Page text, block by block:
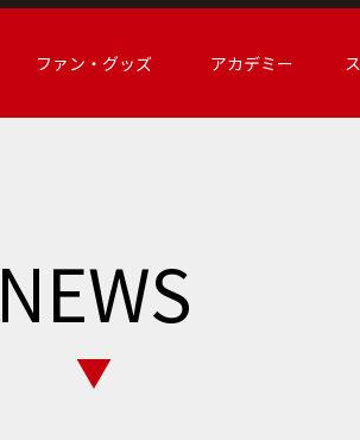
ファン・グッズ アカデミー
NEWS